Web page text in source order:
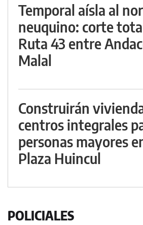
Temporal aísla al
neuquino: corte
Ruta 43 entre
Malal
Construirán
centros integrales
personas mayores
Plaza Huincul
POLICIALES